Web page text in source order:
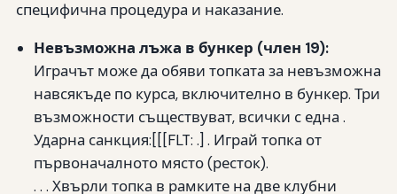
специфична процедура и наказание.
Невъзможна лъжа в бункер (член 19):
Играчът може да обяви топката за невъзможна
навсякъде по курса, включително в бункер. Три
възможности съществуват, всички с една .
Ударна санкция:[[[FLT: .] . Играй топка от
първоначалното място (ресток).
. . . Хвърли топка в рамките на две клубни